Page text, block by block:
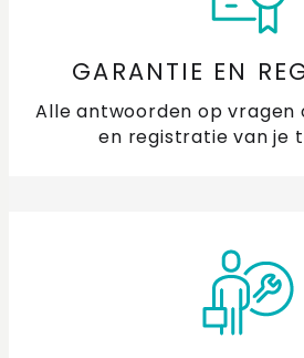
GARANTIE EN
Alle antwoorden op vragen
en registratie van je